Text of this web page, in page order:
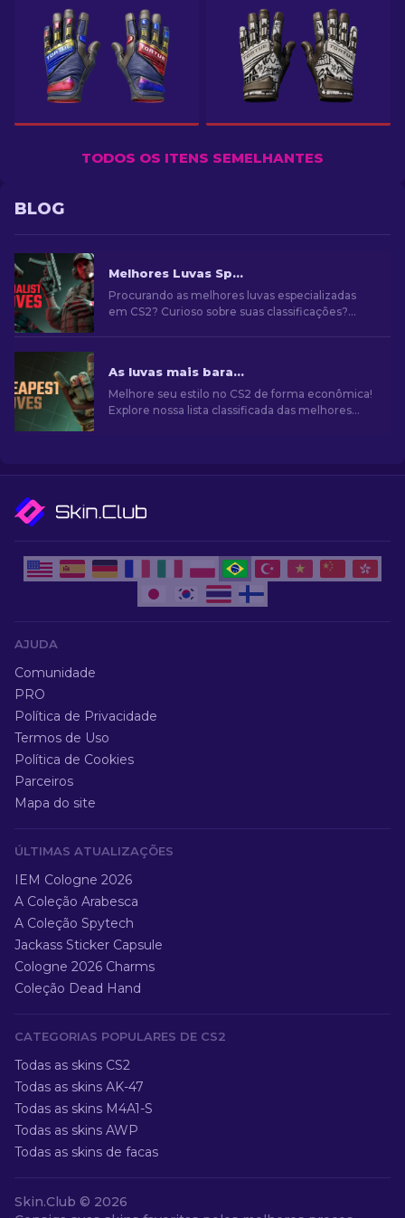
TODOS OS ITENS SEMELHANTES
BLOG
Melhores Luvas Specialist para Usar no CS2: Classificação
Procurando as melhores luvas especializadas
em CS2? Curioso sobre suas classificações?
As luvas mais baratas no CS2: Ultimate Collection [2026]
Melhore seu estilo no CS2 de forma econômica!
Explore nossa lista classificada das melhores
AJUDA
Comunidade
PRO
Política de Privacidade
Termos de Uso
Política de Cookies
Parceiros
Mapa do site
ÚLTIMAS ATUALIZAÇÕES
IEM Cologne 2026
A Coleção Arabesca
A Coleção Spytech
Jackass Sticker Capsule
Cologne 2026 Charms
Coleção Dead Hand
CATEGORIAS POPULARES DE CS2
Todas as skins CS2
Todas as skins AK-47
Todas as skins M4A1-S
Todas as skins AWP
Todas as skins de facas
Skin.Club © 2026